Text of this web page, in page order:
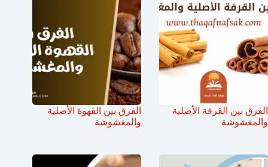
الفرق بين القرفة الأصلية
والمغشوشة
الفرق بين القهوة الأصلية
والمغشوشة